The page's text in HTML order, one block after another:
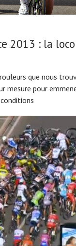
2013 : la
que nous
mesure pour